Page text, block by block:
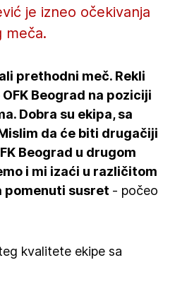
je izneo očekivanja
meča.
prethodni meč. Rekli
Beograd na poziciji
Dobra su ekipa, sa
da će biti drugačiji
Beograd u drugom
i mi izaći u različitom
pomenuti susret - počeo
kvalitete ekipe sa